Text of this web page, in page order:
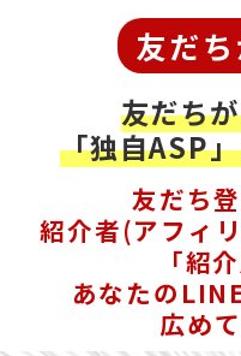
友だち
友だち
「独自ASP
友だち
紹介者(アフィ
「紹
あなたの
広め